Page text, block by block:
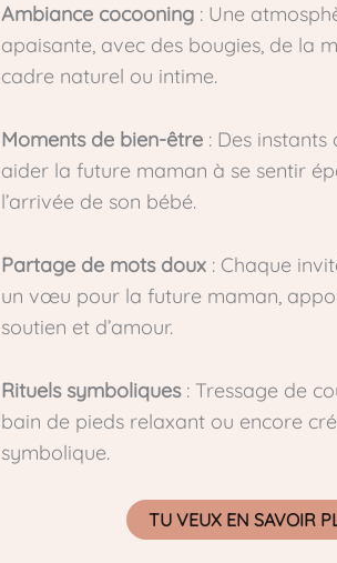
Ambiance cocooning : Une
apaisante, avec des bougies, de la
cadre naturel ou intime.
Moments de bien-être : Des
aider la future maman à se sentir
l’arrivée de son bébé.
Partage de mots doux : Chaque
un vœu pour la future maman,
soutien et d’amour.
Rituels symboliques: Tressage de
bain de pieds relaxant ou encore
symbolique.
TU VEUX EN SAVOIR